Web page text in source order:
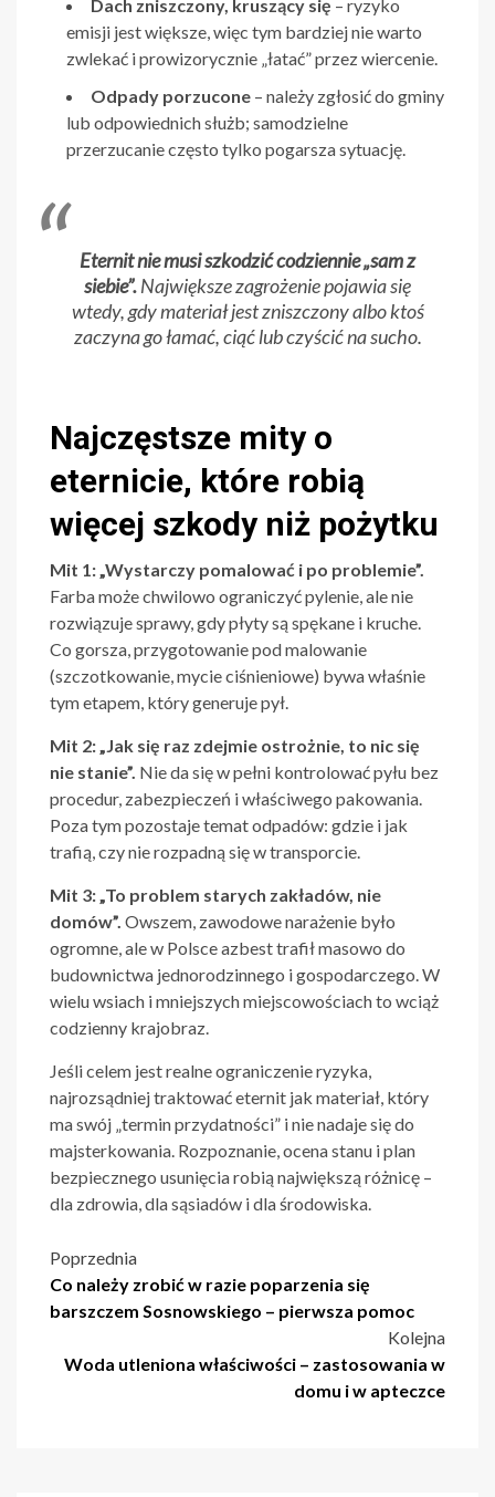
Dach zniszczony, kruszący się – ryzyko
emisji jest większe, więc tym bardziej nie warto
zwlekać i prowizorycznie „łatać” przez wiercenie.
Odpady porzucone – należy zgłosić do gminy
lub odpowiednich służb; samodzielne
przerzucanie często tylko pogarsza sytuację.
Eternit nie musi szkodzić codziennie „sam z
siebie”.Największe zagrożenie pojawia się
wtedy, gdy materiał jest zniszczony albo ktoś
zaczyna go łamać, ciąć lub czyścić na sucho.
Najczęstsze mity o
eternicie, które robią
więcej szkody niż pożytku
Mit 1: „Wystarczy pomalować i po problemie”.
Farba może chwilowo ograniczyć pylenie, ale nie
rozwiązuje sprawy, gdy płyty są spękane i kruche.
Co gorsza, przygotowanie pod malowanie
(szczotkowanie, mycie ciśnieniowe) bywa właśnie
tym etapem, który generuje pył.
Mit 2: „Jak się raz zdejmie ostrożnie, to nic się
nie stanie”. Nie da się w pełni kontrolować pyłu bez
procedur, zabezpieczeń i właściwego pakowania.
Poza tym pozostaje temat odpadów: gdzie i jak
trafią, czy nie rozpadną się w transporcie.
Mit 3: „To problem starych zakładów, nie
domów”. Owszem, zawodowe narażenie było
ogromne, ale w Polsce azbest trafił masowo do
budownictwa jednorodzinnego i gospodarczego. W
wielu wsiach i mniejszych miejscowościach to wciąż
codzienny krajobraz.
Jeśli celem jest realne ograniczenie ryzyka,
najrozsądniej traktować eternit jak materiał, który
ma swój „termin przydatności” i nie nadaje się do
majsterkowania. Rozpoznanie, ocena stanu i plan
bezpiecznego usunięcia robią największą różnicę –
dla zdrowia, dla sąsiadów i dla środowiska.
Nawigacja
wpisu
Poprzednia
Co należy zrobić w razie poparzenia się
barszczem Sosnowskiego – pierwsza pomoc
Kolejna
Woda utleniona właściwości – zastosowania w
domu i w apteczce